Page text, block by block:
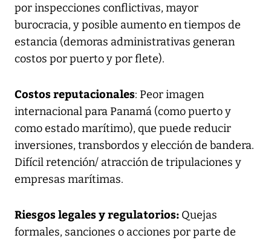
por inspecciones conflictivas, mayor
burocracia, y posible aumento en tiempos de
estancia (demoras administrativas generan
costos por puerto y por flete).
Costos reputacionales: Peor imagen
internacional para Panamá (como puerto y
como estado marítimo), que puede reducir
inversiones, transbordos y elección de bandera.
Difícil retención/ atracción de tripulaciones y
empresas marítimas.
Riesgos legales y regulatorios: Quejas
formales, sanciones o acciones por parte de